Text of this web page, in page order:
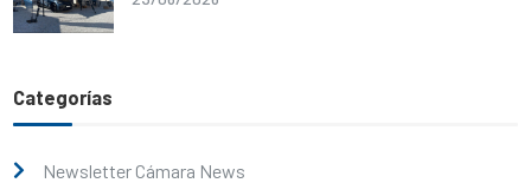
Categorías
Newsletter Cámara News